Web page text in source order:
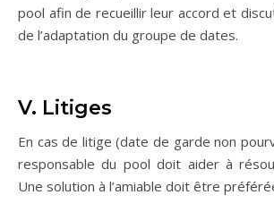
pool afin de recueillir leur accord et
de l’adaptation du groupe de dates.
V. Litiges
En cas de litige (date de garde non
responsable du pool doit aider à
Une solution à l’amiable doit être